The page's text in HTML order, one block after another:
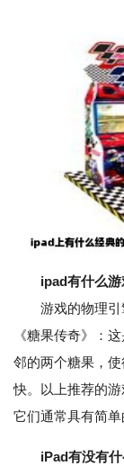
ipad有什么
游戏的物理引擎
《糖果传奇》：
邻的两个糖果，
快。以上推荐的
它们通常具有简单
iPad有没有